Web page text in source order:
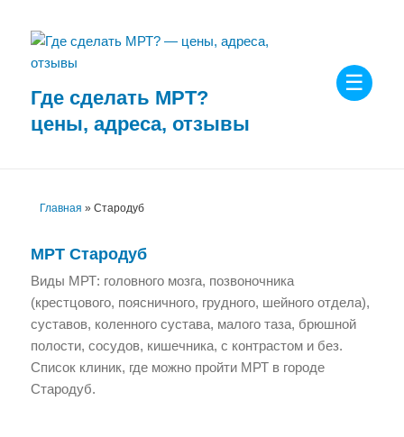
Где сделать МРТ?
цены, адреса, отзывы
Главная »Стародуб
МРТСтародуб
Виды МРТ: головного мозга, позвоночника
(крестцового, поясничного, грудного, шейного отдела),
суставов, коленного сустава, малого таза, брюшной
полости, сосудов, кишечника, с контрастом и без.
Список клиник, где можно пройти МРТ в городе
Стародуб.